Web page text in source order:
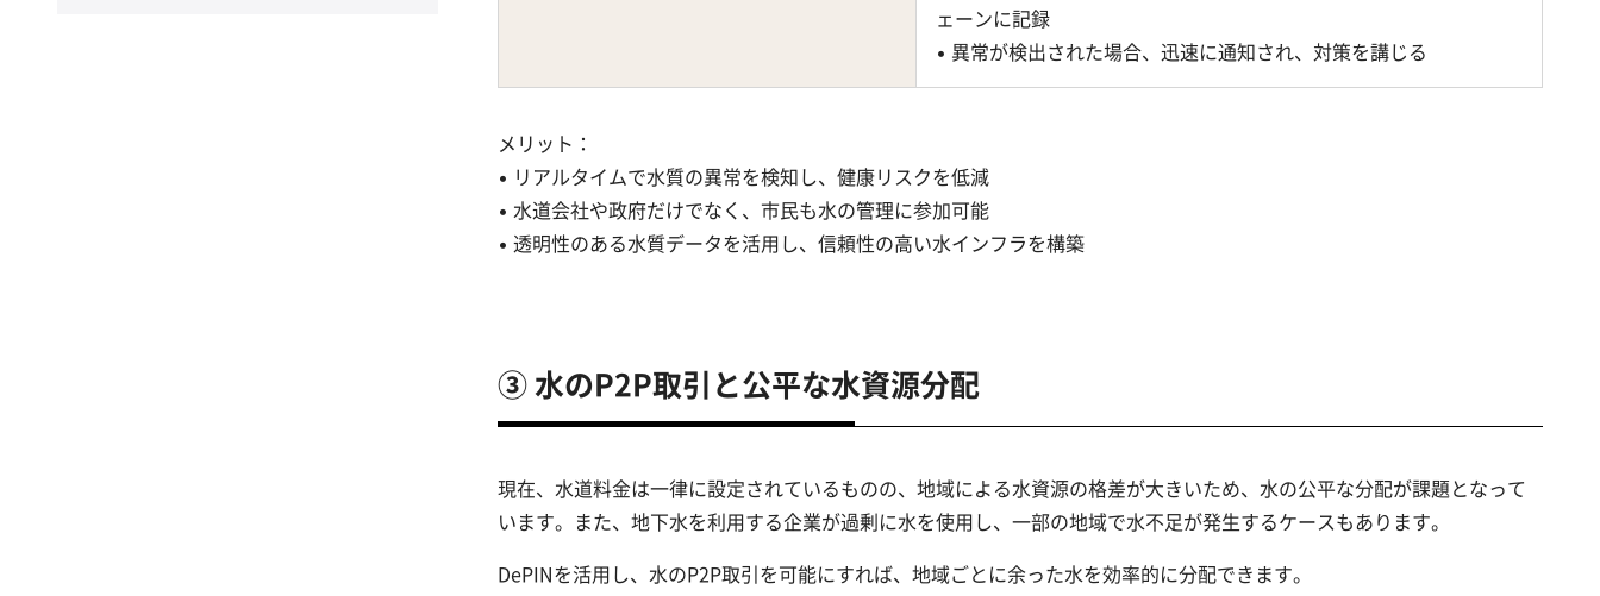
ェーンに記録
• 異常が検出された場合、迅速に通知され、対策を講じる
メリット：
• リアルタイムで水質の異常を検知し、健康リスクを低減
• 水道会社や政府だけでなく、市民も水の管理に参加可能
• 透明性のある水質データを活用し、信頼性の高い水インフラを構築
③ 水のP2P取引と公平な水資源分配
現在、水道料金は一律に設定されているものの、地域による水資源の格差が大きいため、水の公平な分配が課題となって
います。また、地下水を利用する企業が過剰に水を使用し、一部の地域で水不足が発生するケースもあります。
DePINを活用し、水のP2P取引を可能にすれば、地域ごとに余った水を効率的に分配できます。